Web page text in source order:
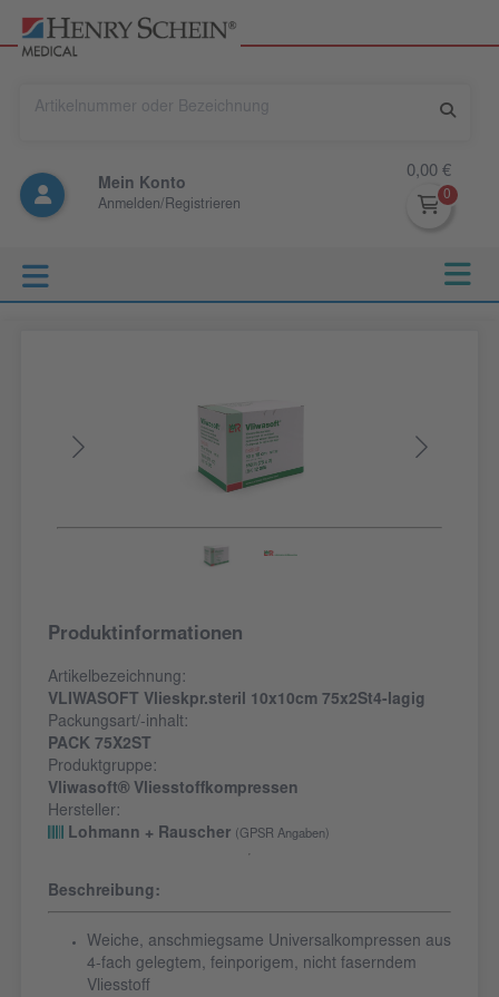
Mein Konto
Anmelden/Registrieren
0,00 €
Produktinformationen
Artikelbezeichnung:
VLIWASOFT Vlieskpr.steril 10x10cm 75x2St4-lagig
Packungsart/-inhalt:
PACK 75X2ST
Produktgruppe:
Vliwasoft® Vliesstoffkompressen
Hersteller:
Lohmann + Rauscher
(GPSR Angaben)
Beschreibung:
Weiche, anschmiegsame Universalkompressen aus
4-fach gelegtem, feinporigem, nicht faserndem
Vliesstoff